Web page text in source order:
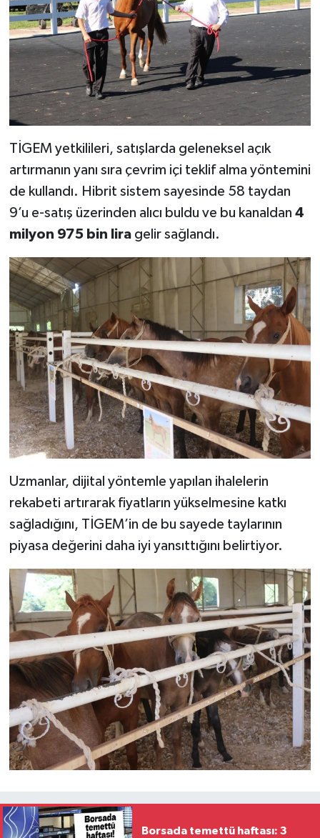
TİGEM yetkilileri, satışlarda geleneksel açık
artırmanın yanı sıra çevrim içi teklif alma yöntemini
de kullandı. Hibrit sistem sayesinde 58 taydan
9’u e-satış üzerinden alıcı buldu ve bu kanaldan 4
milyon 975 bin liragelir sağlandı.
Uzmanlar, dijital yöntemle yapılan ihalelerin
rekabeti artırarak fiyatların yükselmesine katkı
sağladığını, TİGEM’in de bu sayede taylarının
piyasa değerini daha iyi yansıttığını belirtiyor.
Borsada temettü haftası: 3